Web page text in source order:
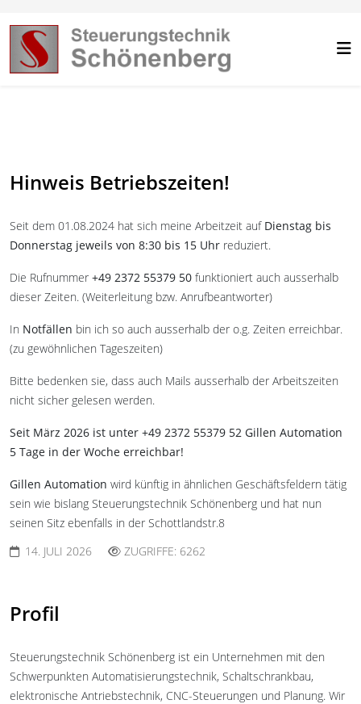
Hinweis Betriebszeiten!
Seit dem 01.08.2024 hat sich meine Arbeitzeit auf Dienstag bis
Donnerstag jeweils von 8:30 bis 15 Uhr reduziert.
Die Rufnummer +49 2372 55379 50 funktioniert auch ausserhalb
dieser Zeiten. (Weiterleitung bzw. Anrufbeantworter)
In Notfällen bin ich so auch ausserhalb der o.g. Zeiten erreichbar.
(zu gewöhnlichen Tageszeiten)
Bitte bedenken sie, dass auch Mails ausserhalb der Arbeitszeiten
nicht sicher gelesen werden.
Seit März 2026 ist unter +49 2372 55379 52 Gillen Automation
5 Tage in der Woche erreichbar!
Gillen Automation wird künftig in ähnlichen Geschäftsfeldern tätig
sein wie bislang Steuerungstechnik Schönenberg und hat nun
seinen Sitz ebenfalls in der Schottlandstr.8
14. JULI 2026
ZUGRIFFE: 6262
Profil
Steuerungstechnik Schönenberg ist ein Unternehmen mit den
Schwerpunkten Automatisierungstechnik, Schaltschrankbau,
elektronische Antriebstechnik, CNC-Steuerungen und Planung. Wir